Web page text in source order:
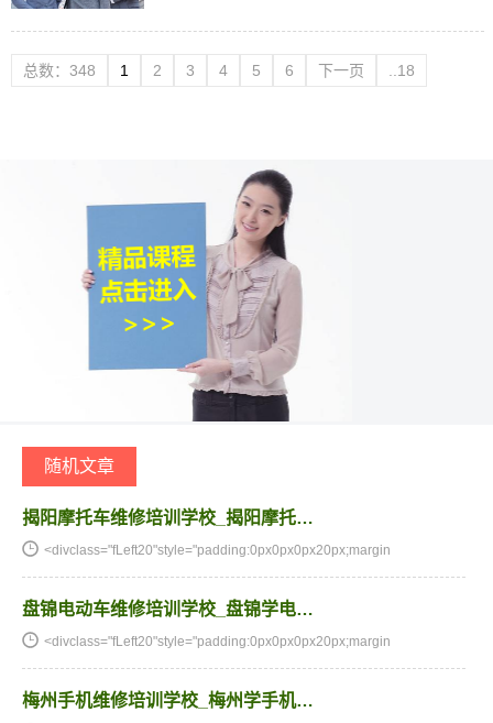
总数：348 1 2 3 4 5 6 下一页
..18
随机文章
揭阳摩托车维修培训学校_揭阳摩托…
<divclass="fLeft20"style="padding:0px0px0px20px;margin
盘锦电动车维修培训学校_盘锦学电…
<divclass="fLeft20"style="padding:0px0px0px20px;margin
梅州手机维修培训学校_梅州学手机…